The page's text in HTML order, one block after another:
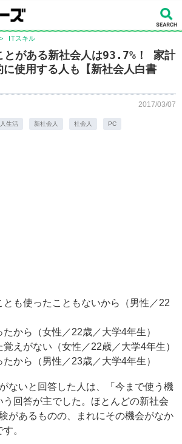
> ITスキル
がある新社会人は93.7%！ 家計
使用する人も【新社会人白書
2017/03/07
生活 新社会人 社会人 PC
とも使ったこともないから（男性／22
たから（女性／22歳／大学4年生）
覚えがない（女性／22歳／大学4年生）
たから（男性／23歳／大学4年生）
ないと回答した人は、「今まで使う機
回答が主でした。ほとんどの新社会
があるものの、まれにその機会がなか
。